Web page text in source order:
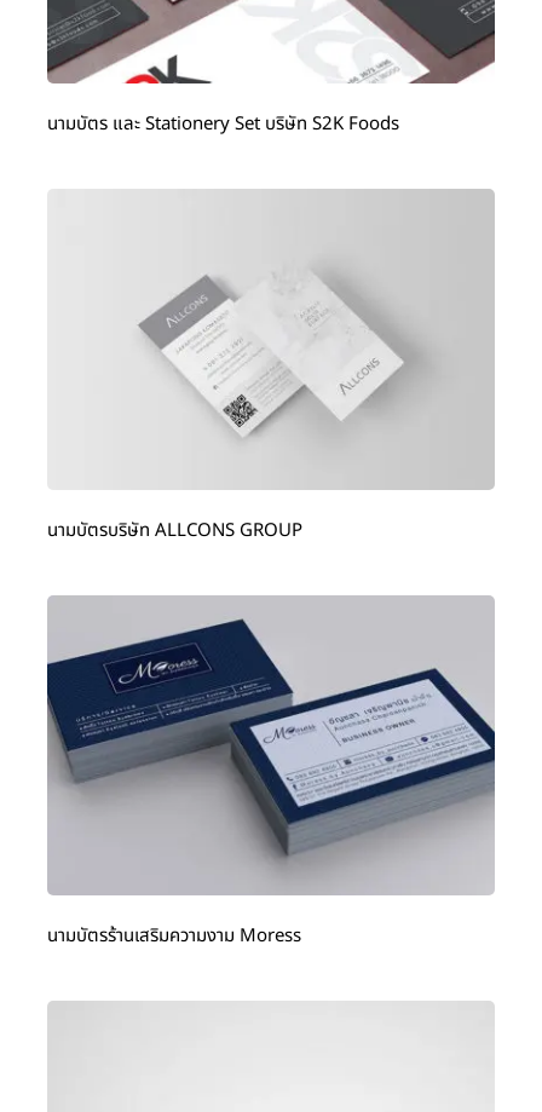
นามบัตร และ Stationery Set บริษัท S2K Foods
นามบัตรบริษัท ALLCONS GROUP
นามบัตรร้านเสริมความงาม Moress